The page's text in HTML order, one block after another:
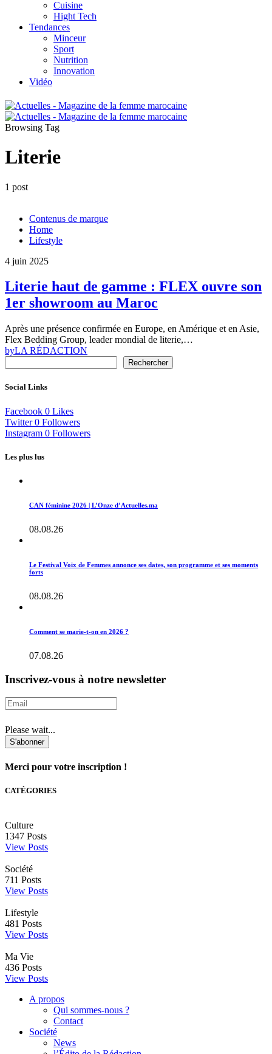
Cuisine
Hight Tech
Tendances
Minceur
Sport
Nutrition
Innovation
Vidéo
Browsing Tag
Literie
1 post
Contenus de marque
Home
Lifestyle
4 juin 2025
Literie haut de gamme : FLEX ouvre son
1er showroom au Maroc
Après une présence confirmée en Europe, en Amérique et en Asie,
Flex Bedding Group, leader mondial de literie,…
byLA RÉDACTION
Rechercher
Social Links
Facebook 0 Likes
Twitter 0 Followers
Instagram 0 Followers
Les plus lus
CAN féminine 2026 | L’Onze d’Actuelles.ma
08.08.26
Le Festival Voix de Femmes annonce ses dates, son programme et ses moments
forts
08.08.26
Comment se marie-t-on en 2026 ?
07.08.26
Inscrivez-vous à notre newsletter
Please wait...
S'abonner
Merci pour votre inscription !
CATÉGORIES
Culture
1347 Posts
View Posts
Société
711 Posts
View Posts
Lifestyle
481 Posts
View Posts
Ma Vie
436 Posts
View Posts
A propos
Qui sommes-nous ?
Contact
Société
News